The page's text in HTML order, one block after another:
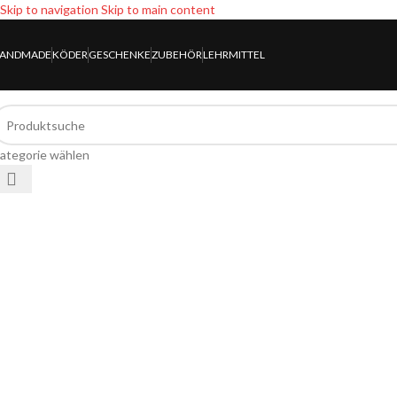
Skip to navigation Skip to main content
KÖDERGESCHENKEZUBEHÖRLEHRMITTEL
wählen